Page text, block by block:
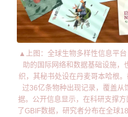
▲上图：全球生物多样性信息平
助的国际网络和数据基础设施，
织，其秘书处设在丹麦哥本哈根
过36亿条物种出现记录，覆盖从
据。公开信息显示，在科研支撑
了GBIF数据，研究者分布在全球